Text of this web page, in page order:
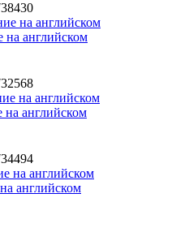
на английском
на английском
английском